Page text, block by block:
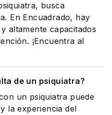
busca
En Encuadrado, hay
altamente capacitados
¡Encuentra al
de un psiquiatra?
un psiquiatra puede
la experiencia del